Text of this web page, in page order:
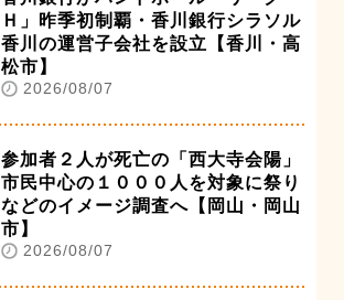
Ｈ」昨季初制覇・香川銀行シラソル
香川の運営子会社を設立【香川・高
松市】
2026/08/07
参加者２人が死亡の「西大寺会陽」
市民中心の１０００人を対象に祭り
などのイメージ調査へ【岡山・岡山
市】
2026/08/07